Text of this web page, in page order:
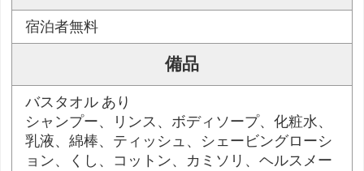
宿泊者無料
備品
バスタオル あり
シャンプー、リンス、ボディソープ、化粧水、
乳液、綿棒、ティッシュ、シェービングローシ
ョン、くし、コットン、カミソリ、ヘルスメー